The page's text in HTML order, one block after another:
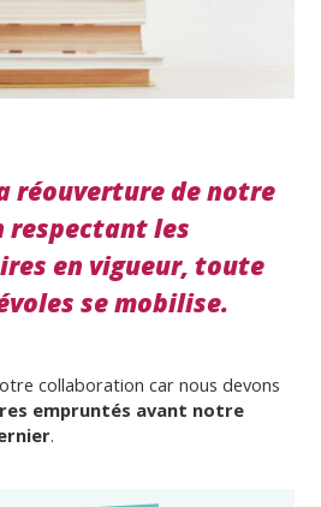
réouverture de notre
respectant les
en vigueur, toute
se mobilise.
collaboration car nous devons
empruntés avant notre
.